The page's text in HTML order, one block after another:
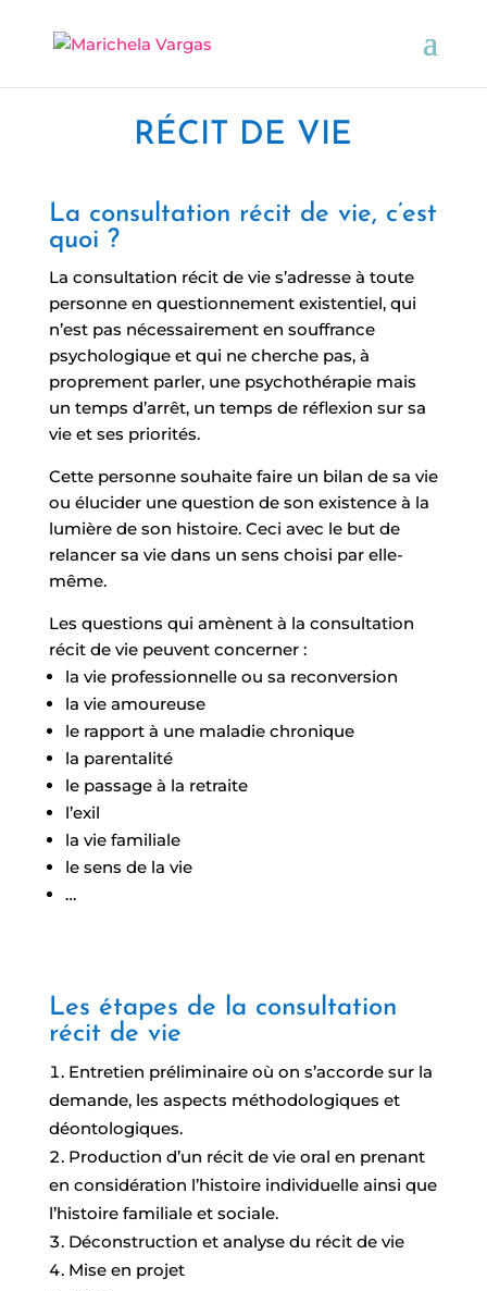
RÉCIT DE VIE
La consultation récit de vie, c’est
quoi ?
La consultation récit de vie s’adresse à toute
personne en questionnement existentiel, qui
n’est pas nécessairement en souffrance
psychologique et qui ne cherche pas, à
proprement parler, une psychothérapie mais
un temps d’arrêt, un temps de réflexion sur sa
vie et ses priorités.
Cette personne souhaite faire un bilan de sa vie
ou élucider une question de son existence à la
lumière de son histoire. Ceci avec le but de
relancer sa vie dans un sens choisi par elle-
même.
Les questions qui amènent à la consultation
récit de vie peuvent concerner :
la vie professionnelle ou sa reconversion
la vie amoureuse
le rapport à une maladie chronique
la parentalité
le passage à la retraite
l’exil
la vie familiale
le sens de la vie
…
Les étapes de la consultation
récit de vie
Entretien préliminaire où on s’accorde sur la
demande, les aspects méthodologiques et
déontologiques.
Production d’un récit de vie oral en prenant
en considération l’histoire individuelle ainsi que
l’histoire familiale et sociale.
Déconstruction et analyse du récit de vie
Mise en projet